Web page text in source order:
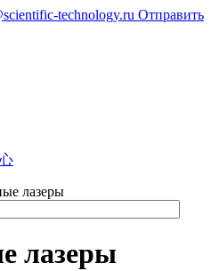
technology.ru Отправить
лазеры
лазеры